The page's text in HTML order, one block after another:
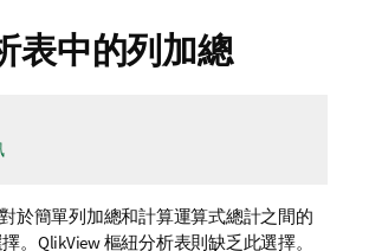
表中的列加總
於簡單列加總和計算運算式總計之間的
。 QlikView樞紐分析表則缺乏此選擇。